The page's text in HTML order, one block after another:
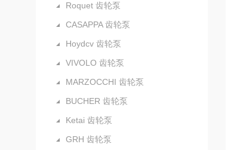
Roquet 齿轮泵
CASAPPA 齿轮泵
Hoydcv 齿轮泵
VIVOLO 齿轮泵
MARZOCCHI 齿轮泵
BUCHER 齿轮泵
Ketai 齿轮泵
GRH 齿轮泵